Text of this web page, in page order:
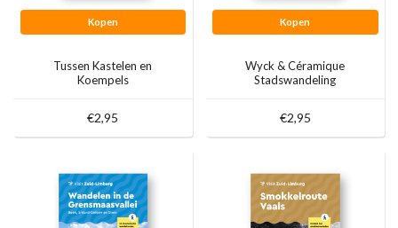
Kopen
Tussen Kastelen en
Koempels
€2,95
Kopen
Wyck & Céramique
Stadswandeling
€2,95